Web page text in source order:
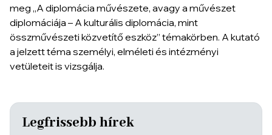
meg „A diplomácia művészete, avagy a művészet
diplomáciája – A kulturális diplomácia, mint
összművészeti közvetítő eszköz” témakörben. A kutató
a jelzett téma személyi, elméleti és intézményi
vetületeit is vizsgálja.
Legfrissebb hírek